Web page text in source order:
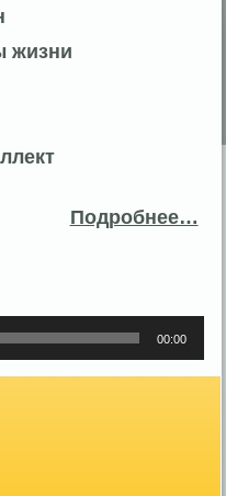
жизни
Подробнее…
00:00